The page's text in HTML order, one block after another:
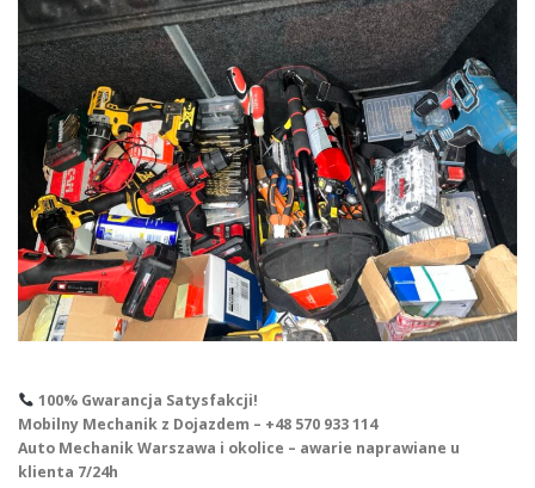
100% Gwarancja Satysfakcji!
Mobilny Mechanik z Dojazdem – +48 570 933 114
Auto Mechanik Warszawa i okolice – awarie naprawiane u
klienta 7/24h